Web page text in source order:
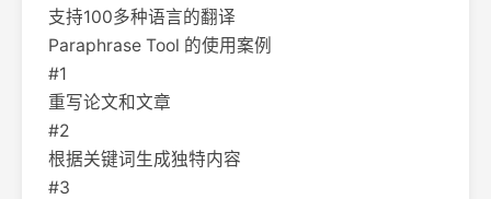
支持100多种语言的翻译
Paraphrase Tool 的使用案例
#1
重写论文和文章
#2
根据关键词生成独特内容
#3